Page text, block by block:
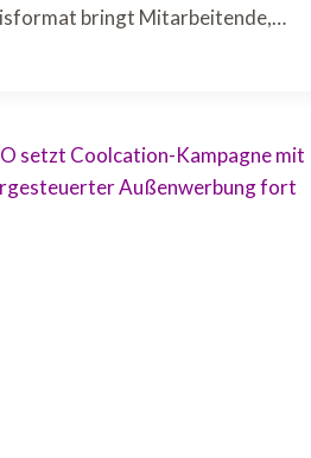
bringt Mitarbeitende,…